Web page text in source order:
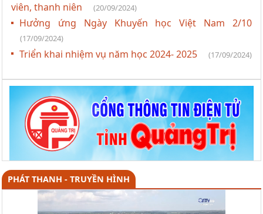
viên, thanh niên
(20/09/2024)
Hưởng ứng Ngày Khuyến học Việt Nam 2/10
(17/09/2024)
Triển khai nhiệm vụ năm học 2024- 2025 (17/09/2024)
PHÁT THANH - TRUYỀN HÌNH